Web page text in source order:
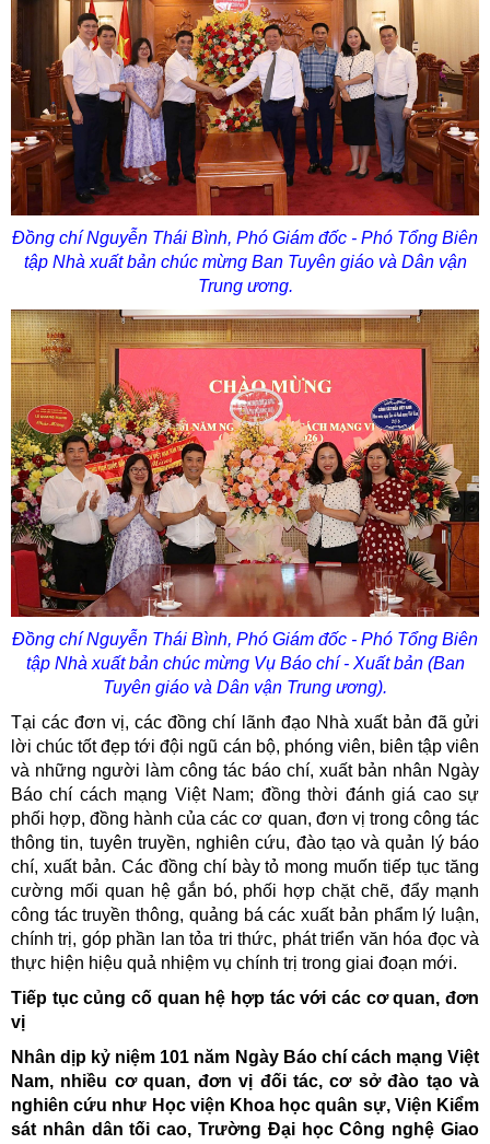
Đồng chíNguyễn Thái Bình, Phó Giám đốc - Phó Tổng Biên
tập Nhà xuất bản chúc mừng Ban Tuyên giáo và Dân vận
Trung ương.
Đồng chíNguyễn Thái Bình, Phó Giám đốc - Phó Tổng Biên
tập Nhà xuất bản chúc mừng Vụ Báo chí - Xuất bản (Ban
Tuyên giáo và Dân vận Trung ương).
Tại các đơn vị, các đồng chí lãnh đạo Nhà xuất bản đã gửi
lời chúc tốt đẹp tới đội ngũ cán bộ, phóng viên, biên tập viên
và những người làm công tác báo chí, xuất bản nhân Ngày
Báo chí cách mạng Việt Nam; đồng thời đánh giá cao sự
phối hợp, đồng hành của các cơ quan, đơn vị trong công tác
thông tin, tuyên truyền, nghiên cứu, đào tạo và quản lý báo
chí, xuất bản. Các đồng chí bày tỏ mong muốn tiếp tục tăng
cường mối quan hệ gắn bó, phối hợp chặt chẽ, đẩy mạnh
công tác truyền thông, quảng bá các xuất bản phẩm lý luận,
chính trị, góp phần lan tỏa tri thức, phát triển văn hóa đọc và
thực hiện hiệu quả nhiệm vụ chính trị trong giai đoạn mới.
Tiếp tục củng cố quan hệ hợp tác với các cơ quan, đơn
vị
Nhân dịp kỷ niệm 101 năm Ngày Báo chí cách mạng Việt
Nam, nhiều cơ quan, đơn vị đối tác, cơ sở đào tạo và
nghiên cứu như Học viện Khoa học quân sự, Viện Kiểm
sát nhân dân tối cao, Trường Đại học Công nghệ Giao